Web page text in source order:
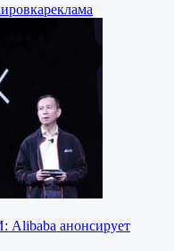
реклама
Alibaba анонсирует